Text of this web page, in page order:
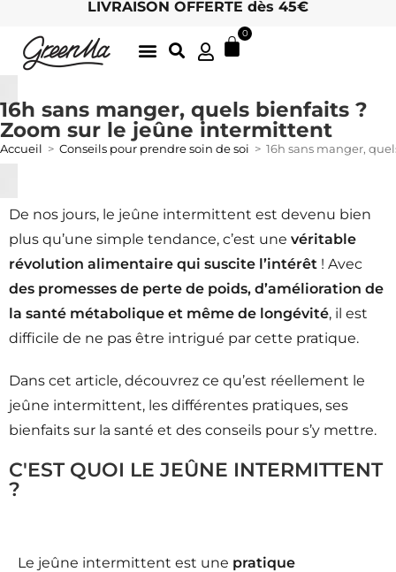
LIVRAISON OFFERTE dès 45€
0
16h sans manger, quels bienfaits ?
Zoom sur le jeûne intermittent
Accueil > Conseils pour prendre soin de soi > 16h sans manger,
De nos jours, le jeûne intermittent est devenu bien
plus qu’une simple tendance, c’est une véritable
révolution alimentaire qui suscite l’intérêt ! Avec
des promesses de perte de poids, d’amélioration de
la santé métabolique et même de longévité, il est
difficile de ne pas être intrigué par cette pratique.
Dans cet article, découvrez ce qu’est réellement le
jeûne intermittent, les différentes pratiques, ses
bienfaits sur la santé et des conseils pour s’y mettre.
C'EST QUOI LE JEÛNE INTERMITTENT
?
Le jeûne intermittent est une pratique